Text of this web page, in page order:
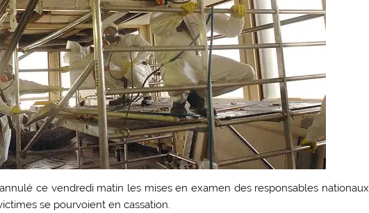
ce vendredi matin les mises en examen des responsables nationaux
se pourvoient en cassation.